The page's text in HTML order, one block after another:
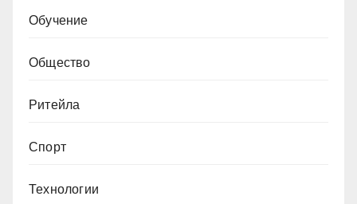
Обучение
Общество
Ритейла
Спорт
Технологии